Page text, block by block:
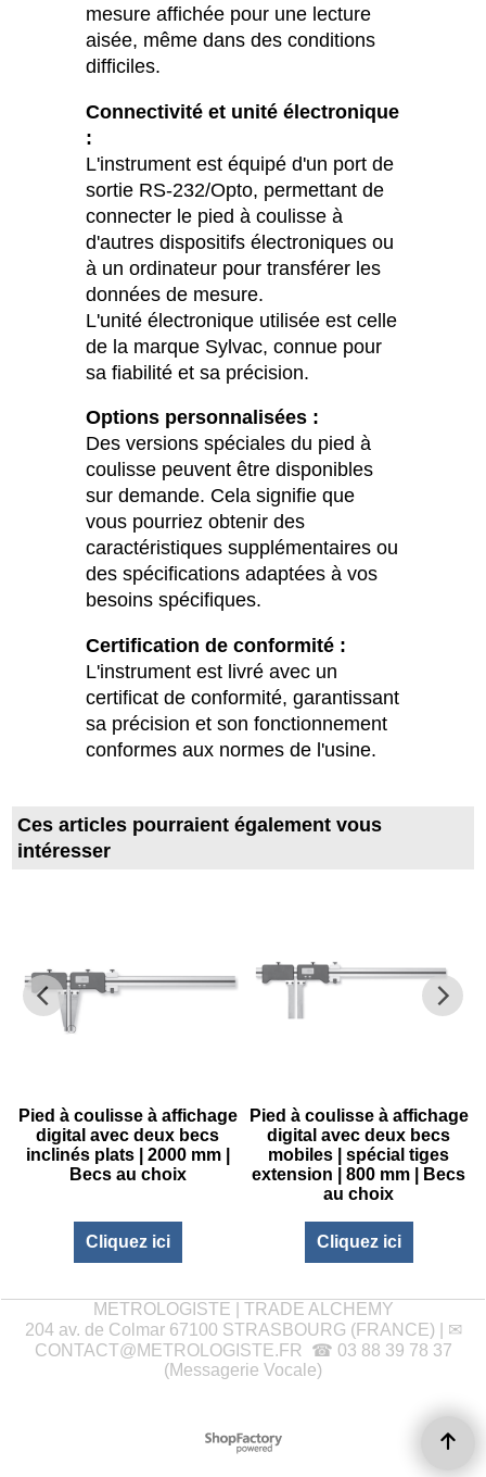
mesure affichée pour une lecture
aisée, même dans des conditions
difficiles.
Connectivité et unité électronique
:
L'instrument est équipé d'un port de
sortie RS-232/Opto, permettant de
connecter le pied à coulisse à
d'autres dispositifs électroniques ou
à un ordinateur pour transférer les
données de mesure.
L'unité électronique utilisée est celle
de la marque Sylvac, connue pour
sa fiabilité et sa précision.
Options personnalisées :
Des versions spéciales du pied à
coulisse peuvent être disponibles
sur demande. Cela signifie que
vous pourriez obtenir des
caractéristiques supplémentaires ou
des spécifications adaptées à vos
besoins spécifiques.
Certification de conformité :
L'instrument est livré avec un
certificat de conformité, garantissant
sa précision et son fonctionnement
conformes aux normes de l'usine.
Ces articles pourraient également vous
intéresser
Pied à coulisse à affichage
digital avec deux becs
inclinés plats | 2000 mm |
Becs au choix
Cliquez ici
Pied à coulisse à affichage
digital avec deux becs
mobiles | spécial tiges
extension | 800 mm | Becs
au choix
Cliquez ici
METROLOGISTE | TRADE ALCHEMY
204 av. de Colmar 67100 STRASBOURG (FRANCE) | ✉
CONTACT@METROLOGISTE.FR ☎ 03 88 39 78 37
(Messagerie Vocale)
Boutique en ligne créés
avec le logiciel